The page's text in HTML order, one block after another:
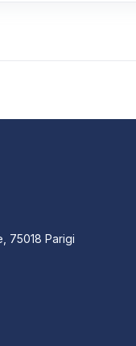
75018 Parigi